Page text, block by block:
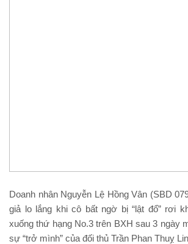
Doanh nhân Nguyễn Lệ Hồng Vân (SBD
giả lo lắng khi cô bất ngờ bị “lật đổ” rơi
xuống thứ hạng No.3 trên BXH sau 3 ngày
sự “trở mình” của đối thủ Trần Phan Thuỵ